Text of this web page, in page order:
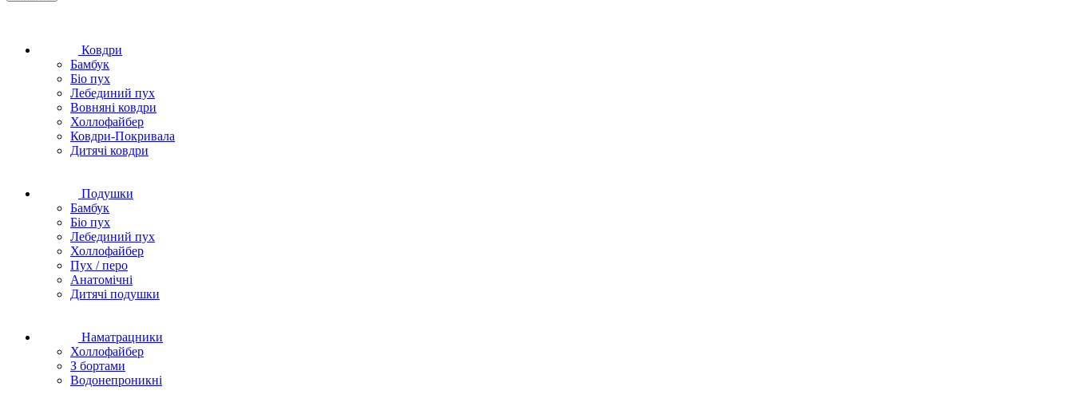
Ковдри
Бамбук
Біо пух
Лебединий пух
Вовняні ковдри
Холлофайбер
Ковдри-Покривала
Дитячі ковдри
Подушки
Бамбук
Біо пух
Лебединий пух
Холлофайбер
Пух / перо
Анатомічні
Дитячі подушки
Наматрацники
Холлофайбер
З бортами
Водонепроникні